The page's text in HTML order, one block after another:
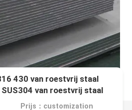
430 van roestvrij staal
van roestvrij staal
Prijs：customization